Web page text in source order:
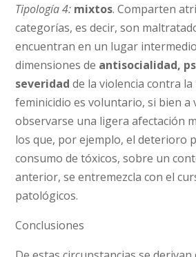
Tipología 4: mixtos. Comparten
categorías, es decir, son
encuentran en un lugar
dimensiones de antisocialidad,
severidad de la violencia contra la
feminicidio es voluntario, si bien a
observarse una ligera afectación
los que, por ejemplo, el deterioro
consumo de tóxicos, sobre un
anterior, se entremezcla con el
patológicos.
Conclusiones